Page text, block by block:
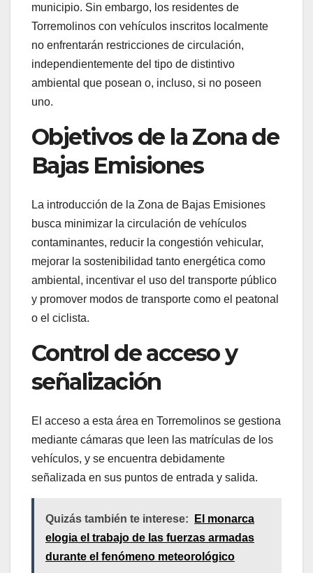
municipio. Sin embargo, los residentes de
Torremolinos con vehículos inscritos localmente
no enfrentarán restricciones de circulación,
independientemente del tipo de distintivo
ambiental que posean o, incluso, si no poseen
uno.
Objetivos de la Zona de
Bajas Emisiones
La introducción de la Zona de Bajas Emisiones
busca minimizar la circulación de vehículos
contaminantes, reducir la congestión vehicular,
mejorar la sostenibilidad tanto energética como
ambiental, incentivar el uso del transporte público
y promover modos de transporte como el peatonal
o el ciclista.
Control de acceso y
señalización
El acceso a esta área en Torremolinos se gestiona
mediante cámaras que leen las matrículas de los
vehículos, y se encuentra debidamente
señalizada en sus puntos de entrada y salida.
Quizás también te interese:
El monarca
elogia el trabajo de las fuerzas armadas
durante el fenómeno meteorológico